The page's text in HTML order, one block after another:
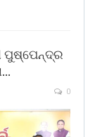
ପୁଷ୍ପେନ୍ଦ୍ର
0